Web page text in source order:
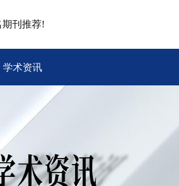
期刊推荐!
学术资讯